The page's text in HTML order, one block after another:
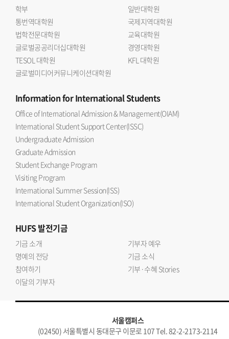
학부
일반대학원
통번역대학원
국제지역대학원
법학전문대학원
교육대학원
글로벌공공리더십대학원
경영대학원
TESOL 대학원
KFL 대학원
글로벌미디어커뮤니케이션대학원
Informationfor International Students
Office of International Admission & Management(OIAM)
International Student Support Center(ISSC)
Undergraduate Admission
Graduate Admission
Student Exchange Program
Visiting Program
International Summer Session(ISS)
International Student Organization(ISO)
HUFS발전기금
기금 소개
기부자 예우
명예의 전당
기금 소식
참여하기
기부·수혜 Stories
이달의 기부자
서울캠퍼스
(02450) 서울특별시 동대문구 이문로 107 Tel. 82-2-2173-2114